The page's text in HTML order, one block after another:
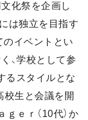
化祭を企画し
は独立を目指す
のイベントとい
、学校として参
るスタイルとな
校生と会議を開
ｇｅｒ（10代）か